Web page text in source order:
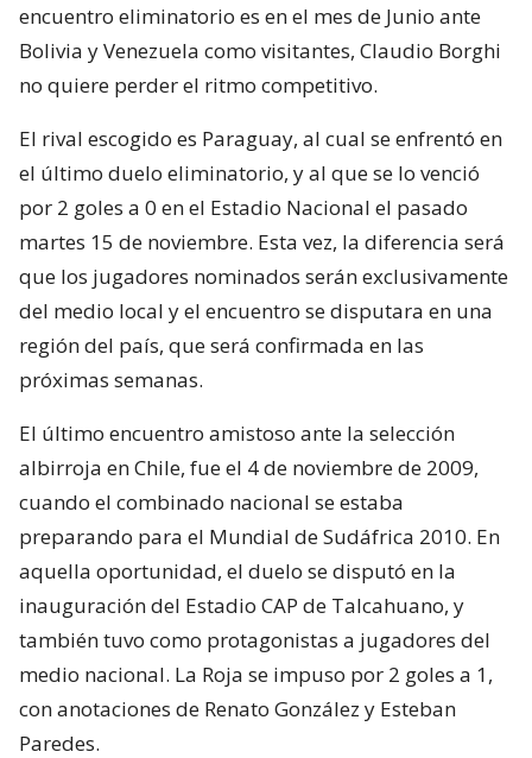
encuentro eliminatorio es en el mes de Junio ante
Bolivia y Venezuela como visitantes, Claudio Borghi
no quiere perder el ritmo competitivo.
El rival escogido es Paraguay, al cual se enfrentó en
el último duelo eliminatorio, y al que se lo venció
por 2 goles a 0 en el Estadio Nacional el pasado
martes 15 de noviembre. Esta vez, la diferencia será
que los jugadores nominados serán exclusivamente
del medio local y el encuentro se disputara en una
región del país, que será confirmada en las
próximas semanas.
El último encuentro amistoso ante la selección
albirroja en Chile, fue el 4 de noviembre de 2009,
cuando el combinado nacional se estaba
preparando para el Mundial de Sudáfrica 2010. En
aquella oportunidad, el duelo se disputó en la
inauguración del Estadio CAP de Talcahuano, y
también tuvo como protagonistas a jugadores del
medio nacional. La Roja se impuso por 2 goles a 1,
con anotaciones de Renato González y Esteban
Paredes.